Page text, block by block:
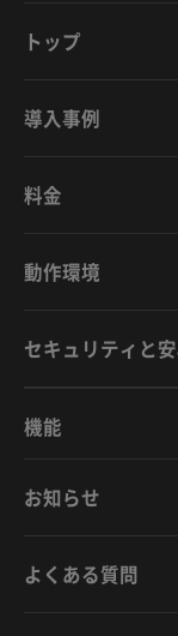
トップ
導入事例
料金
動作環境
セキュリティと
機能
お知らせ
よくある質問